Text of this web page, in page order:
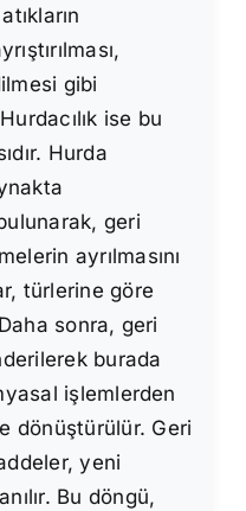
gibi
ise bu
Hurda
geri
ayrılmasını
türlerine göre
Daha sonra, geri
burada
işlemlerden
dönüştürülür. Geri
yeni
Bu döngü,